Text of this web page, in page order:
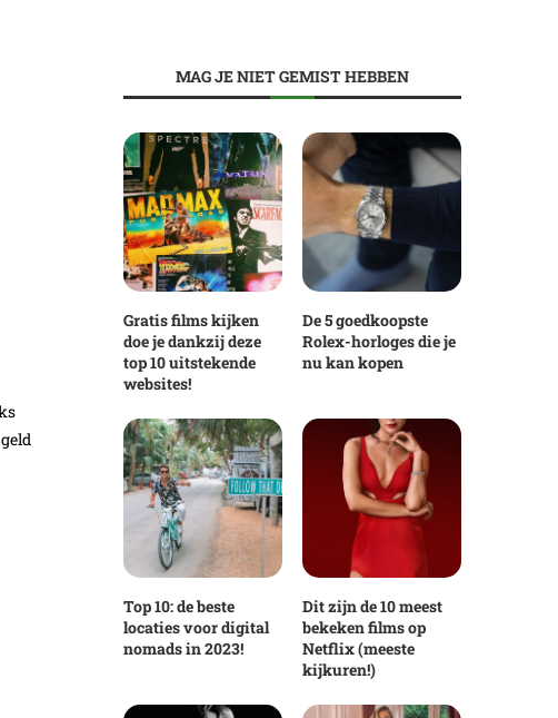
MAG JE NIET GEMIST HEBBEN
Gratis films kijken
doe je dankzij deze
top 10 uitstekende
websites!
De 5 goedkoopste
Rolex-horloges die je
nu kan kopen
Top 10: de beste
locaties voor digital
nomads in 2023!
Dit zijn de 10 meest
bekeken films op
Netflix (meeste
kijkuren!)